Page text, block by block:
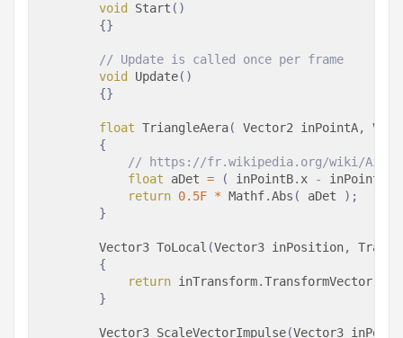
void
Start ( )
{}
// Update is called once per frame
void
Update( )
{}
float TriangleAera( Vector2 inPointA,
{
// https://fr.wikipedia.org/wiki/
float aDet = ( inPointB. x - inPointA
return 0.5F * Mathf.Abs ( aDet ) ;
}
Vector3 ToLocal (Vector3 inPosition,
{
return inTransform.TransformVector
}
Vector3 ScaleVectorImpulse(Vector3 inPos